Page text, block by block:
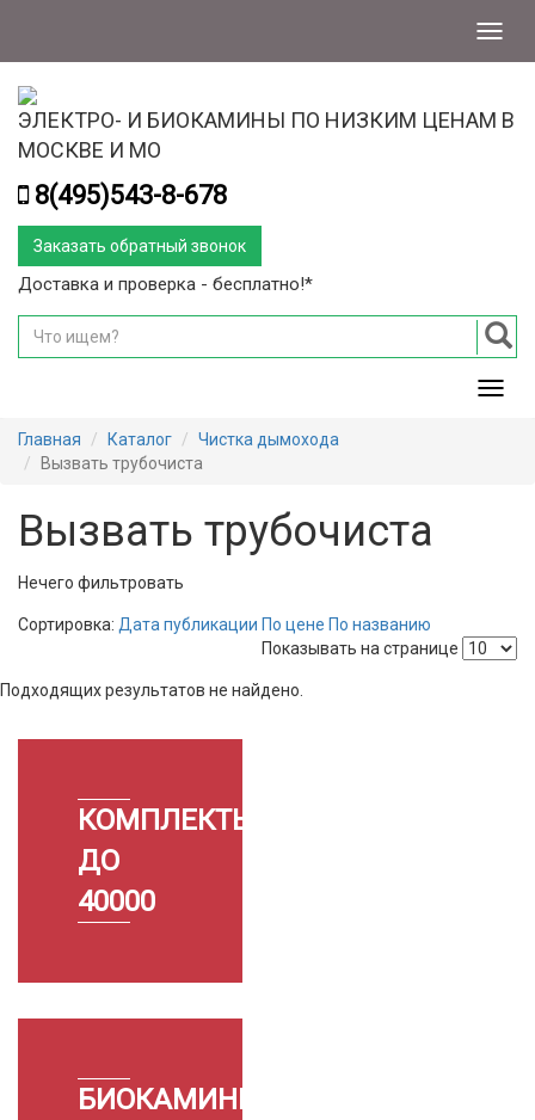
Меню
ЭЛЕКТРО- И БИОКАМИНЫ ПО НИЗКИМ ЦЕНАМ В
МОСКВЕ И МО
8(495)543-8-678
Заказать обратный звонок
Доставка и проверка - бесплатно!*
Меню
Главная Каталог
Чистка дымохода
Вызвать трубочиста
Вызвать трубочиста
Нечего фильтровать
Сортировка: Дата публикации По цене По названию
Показывать на странице
Подходящих результатов не найдено.
КОМПЛЕКТЫ
ДО
40000
БИОКАМИНЫ